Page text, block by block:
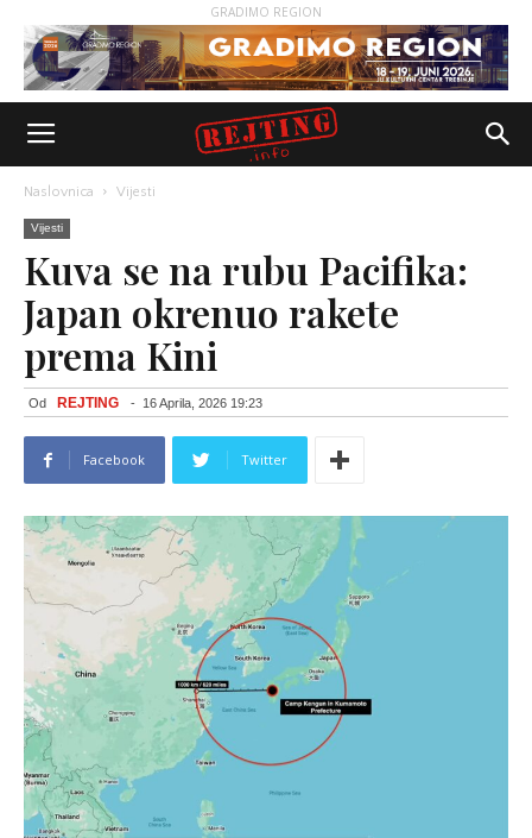
GRADIMO REGION
Naslovnica Vijesti
Vijesti
Kuva se na rubu Pacifika:
Japan okrenuo rakete
prema Kini
Od REJTING - 16 Aprila, 2026 19:23
Facebook Twitter